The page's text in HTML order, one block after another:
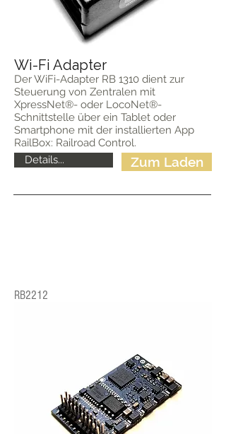
Wi-Fi Adapter
Der WiFi-Adapter RB 1310 dient zur
Steuerung von Zentralen mit
XpressNet®- oder LocoNet®-
Schnittstelle über ein Tablet oder
Smartphone mit der installierten App
RailBox: Railroad Control.
Details...
Zum Laden
RB2212